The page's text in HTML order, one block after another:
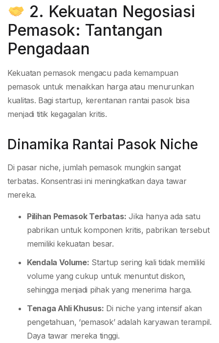
2. Kekuatan Negosiasi
Pemasok: Tantangan
Pengadaan
Kekuatan pemasok mengacu pada kemampuan
pemasok untuk menaikkan harga atau menurunkan
kualitas. Bagi startup, kerentanan rantai pasok bisa
menjadi titik kegagalan kritis.
Dinamika Rantai Pasok Niche
Di pasar niche, jumlah pemasok mungkin sangat
terbatas. Konsentrasi ini meningkatkan daya tawar
mereka.
Pilihan Pemasok Terbatas: Jika hanya ada satu
pabrikan untuk komponen kritis, pabrikan tersebut
memiliki kekuatan besar.
Kendala Volume: Startup sering kali tidak memiliki
volume yang cukup untuk menuntut diskon,
sehingga menjadi pihak yang menerima harga.
Tenaga Ahli Khusus: Di niche yang intensif akan
pengetahuan, ‘pemasok’ adalah karyawan terampil.
Daya tawar mereka tinggi.